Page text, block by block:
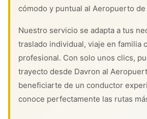
cómodo y puntual al Aeropuerto de
Nuestro servicio se adapta a tus
traslado individual, viaje en familia
profesional. Con solo unos clics,
trayecto desde Davron al
beneficiarte de un conductor
conoce perfectamente las rutas